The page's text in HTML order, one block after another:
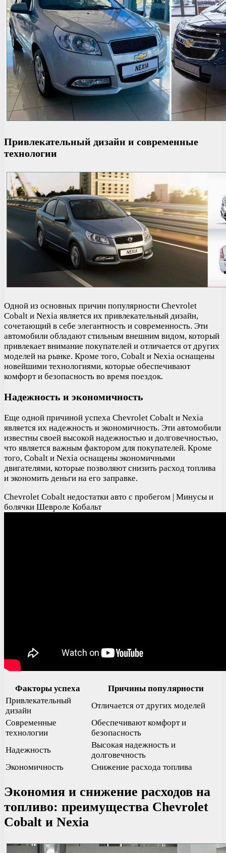
Привлекательный дизайн и современные
технологии
Одной из основных причин популярности Chevrolet
Cobalt и Nexia является их привлекательный дизайн,
сочетающий в себе элегантность и современность. Эти
автомобили обладают стильным внешним видом, который
привлекает внимание покупателей и отличается от других
моделей на рынке. Кроме того, Cobalt и Nexia оснащены
новейшими технологиями, которые обеспечивают
комфорт и безопасность во время поездок.
Надежность и экономичность
Еще одной причиной успеха Chevrolet Cobalt и Nexia
является их надежность и экономичность. Эти автомобили
известны своей высокой надежностью и долговечностью,
что является важным фактором для покупателей. Кроме
того, Cobalt и Nexia оснащены экономичными
двигателями, которые позволяют снизить расход топлива
и экономить деньги на его заправке.
Chevrolet Cobalt недостатки авто с пробегом | Минусы и
болячки Шевроле Кобальт
Факторы успеха
Причины популярности
Привлекательный
дизайн
Отличается от других моделей
Современные
технологии
Обеспечивают комфорт и
безопасность
Надежность
Высокая надежность и
долговечность
Экономичность
Снижение расхода топлива
Экономия и снижение расходов на
топливо: преимущества Chevrolet
Cobalt и Nexia